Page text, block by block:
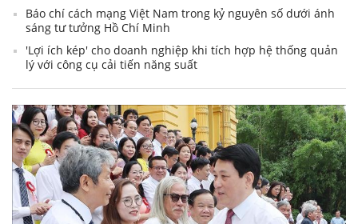
Báo chí cách mạng Việt Nam trong kỷ nguyên số dưới ánh
sáng tư tưởng Hồ Chí Minh
'Lợi ích kép' cho doanh nghiệp khi tích hợp hệ thống quản
lý với công cụ cải tiến năng suất